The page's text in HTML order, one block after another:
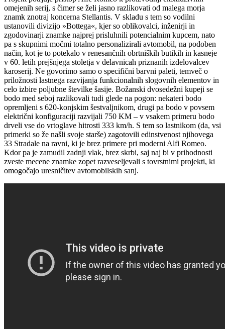
omejenih serij, s čimer se želi jasno razlikovati od malega morja
znamk znotraj koncerna Stellantis. V skladu s tem so vodilni
ustanovili divizijo »Bottega«, kjer so oblikovalci, inženirji in
zgodovinarji znamke najprej prisluhnili potencialnim kupcem, nato
pa s skupnimi močmi totalno personalizirali avtomobil, na podoben
način, kot je to potekalo v renesančnih obrtniških butikih in kasneje
v 60. letih prejšnjega stoletja v delavnicah priznanih izdelovalcev
karoserij. Ne govorimo samo o specifični barvni paleti, temveč o
priložnosti lastnega razvijanja funkcionalnih slogovnih elementov in
celo izbire poljubne številke šasije. Božanski dvosedežni kupeji se
bodo med seboj razlikovali tudi glede na pogon: nekateri bodo
opremljeni s 620-konjskim šestvaljnikom, drugi pa bodo v povsem
električni konfiguraciji razvijali 750 KM – v vsakem primeru bodo
drveli vse do vrtoglave hitrosti 333 km/h. S tem so lastnikom (da, vsi
primerki so že našli svoje starše) zagotovili edinstvenost njihovega
33 Stradale na ravni, ki je brez primere pri moderni Alfi Romeo.
Kdor pa je zamudil zadnji vlak, brez skrbi, saj naj bi v prihodnosti
zveste mecene znamke zopet razveseljevali s tovrstnimi projekti, ki
omogočajo uresničitev avtomobilskih sanj.